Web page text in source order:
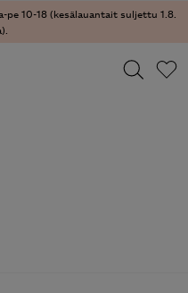
pe 10-18 (kesälauantait suljettu 1.8.